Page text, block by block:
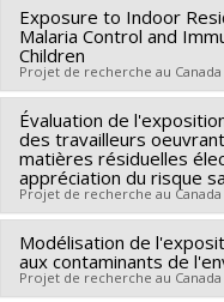
Canada
Grant programs:
fonctionnement incluant
programmatiques
Lead researcher :
Co-researchers :
Brigitte Roberge,
Gravel
Daniel Coté
Funding sources:IRSST/
en santé et en sécurité
Grant programs:
Exposure to Indoor
Malaria Control and
Children
Projet de recherche au Canada
Lead researcher :
Co-researchers : Marc-
Funding sources:IRSC/
Canada
Grant programs:
Évaluation de
des travailleurs
matières résiduelles
appréciation du risque
Projet de recherche au Canada
Lead researcher : Sylvie
Co-researchers :
Modélisation de
aux contaminants de
Projet de recherche au Canada